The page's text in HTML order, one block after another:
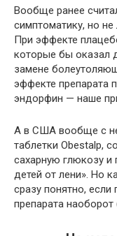
Вообще ранее
симптоматику, но
При эффекте
которые бы оказал
замене
эффекте препарата
эндорфин — наше
А в США вообще с
таблетки Obestalp,
сахарную глюкозу и
детей от лени». Но
сразу понятно, если
препарата наоборот